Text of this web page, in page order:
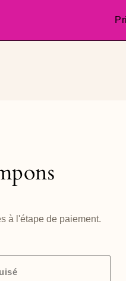
à l'étape de paiement.